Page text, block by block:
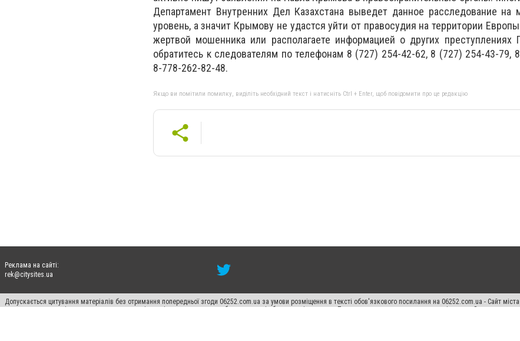
Департамент Внутренних Дел Казахстана выведет данное расследование на
уровень, а значит Крымову не удастся уйти от правосудия на территории
жертвой мошенника или располагаете информацией о других преступлениях
обратитесь к следователям по телефонам 8 (727) 254-42-62, 8 (727) 254-43-79,
8-778-262-82-48.
Якщо ви помітили помилку, виділіть необхідний текст і натисніть Ctrl + Enter, щоб повідомити про це редакцію
Реклама на сайті:
rek@citysites.ua
Допускається цитування матеріалів без отримання попередньої згоди 06252.com.ua за умови розміщення в тексті обов'язкового посилання на 06252.com.ua - Сайт
пошукових систем гіперпосилання на цитовані статті не нижче другого абзацу в тексті або в якості джерела. Порушення виняткових прав переслідується Законом.